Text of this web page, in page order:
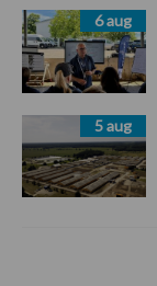
6 aug
5 aug